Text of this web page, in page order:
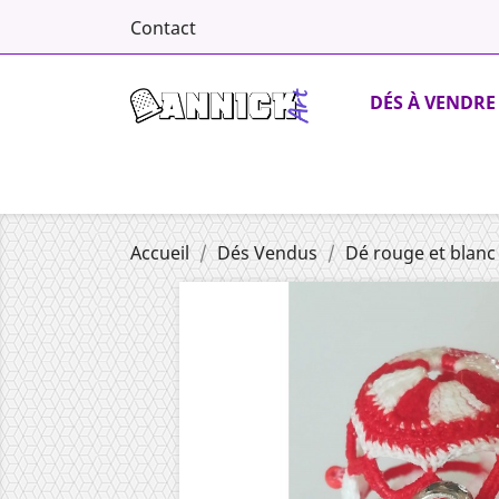
Contact
DÉS À VENDRE
Accueil Dés Vendus Dé rouge et